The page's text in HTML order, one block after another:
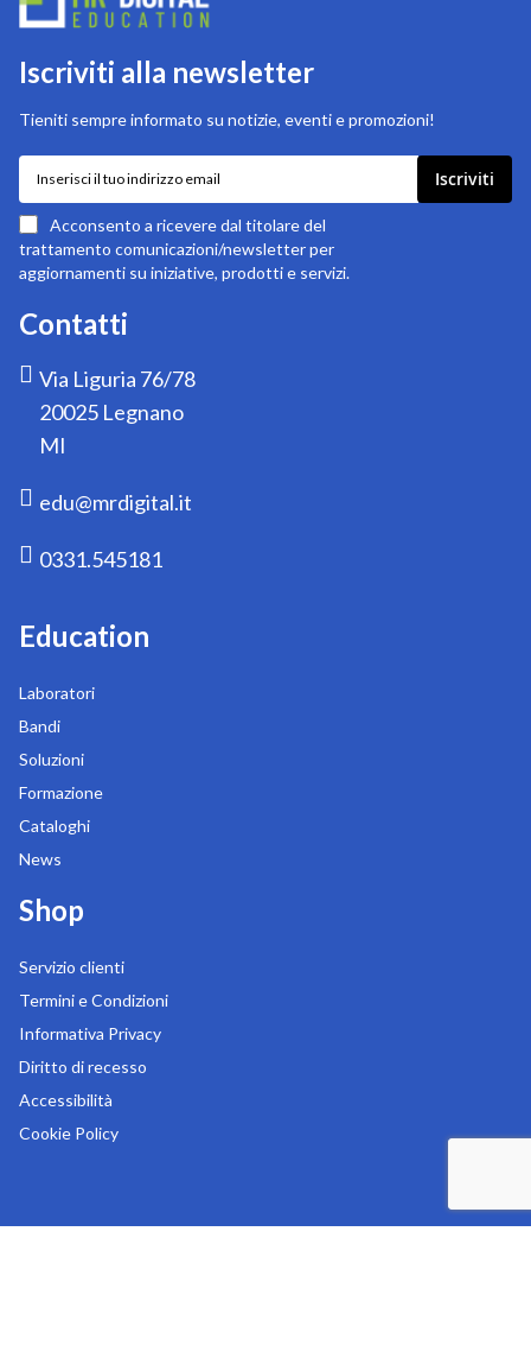
Contatti
Via Liguria 76/78
20025 Legnano
MI
edu@mrdigital.it
0331.545181
Education
Laboratori
Bandi
Soluzioni
Formazione
Cataloghi
News
Shop
Servizio clienti
Termini e Condizioni
Informativa Privacy
Diritto di recesso
Accessibilità
Cookie Policy
Iscriviti alla newsletter
Tieniti sempre informato su notizie, eventi e promozioni!
Iscriviti
alla
nostra
newsletter:
Iscriviti
Acconsento a ricevere dal titolare del
trattamento comunicazioni/newsletter per
aggiornamenti su iniziative, prodotti e servizi.